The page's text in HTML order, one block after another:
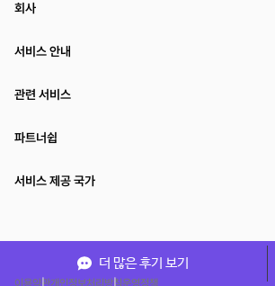
더 많은 후기 보기
회사
서비스 안내
관련 서비스
파트너쉽
서비스 제공 국가
이용약관개인정보처리방침운영정책